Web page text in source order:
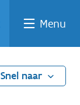
Menu
Snel naar